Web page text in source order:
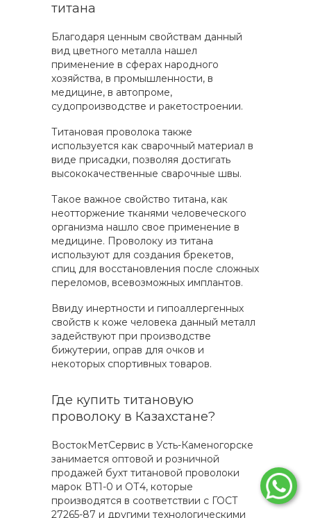
титана
Благодаря ценным свойствам данный
вид цветного металла нашел
применение в сферах народного
хозяйства, в промышленности, в
медицине, в автопроме,
судопроизводстве и ракетостроении.
Титановая проволока также
используется как сварочный материал в
виде присадки, позволяя достигать
высококачественные сварочные швы.
Такое важное свойство титана, как
неотторжение тканями человеческого
организма нашло свое применение в
медицине. Проволоку из титана
используют для создания брекетов,
спиц для восстановления после сложных
переломов, всевозможных имплантов.
Ввиду инертности и гипоаллергенных
свойств к коже человека данный металл
задействуют при производстве
бижутерии, оправ для очков и
некоторых спортивных товаров.
Где купить титановую
проволоку в Казахстане?
ВостокМетСервис в Усть-Каменогорске
занимается оптовой и розничной
продажей бухт титановой проволоки
марок ВТ1-0 и ОТ4, которые
производятся в соответствии с ГОСТ
27265-87 и другими технологическими